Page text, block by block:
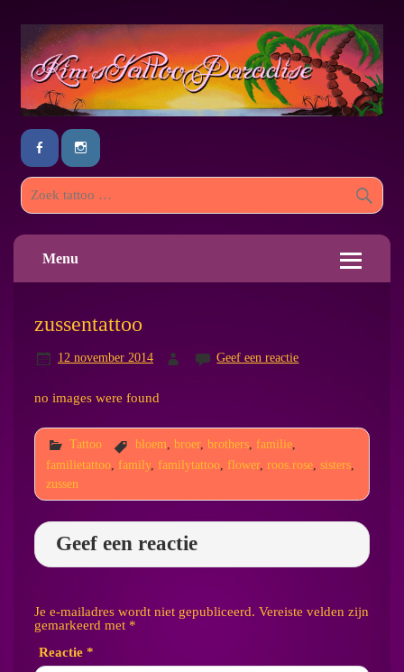
Menu
zussentattoo
12 november 2014 Geef een reactie
no images were found
Tattoo bloem broer, brothers, familie,
familietattoo, family, familytattoo, flower, roos.rose, sisters,
zussen
Geef een reactie
Je e-mailadres wordt niet gepubliceerd. Vereiste velden zijn
gemarkeerd met *
Reactie *